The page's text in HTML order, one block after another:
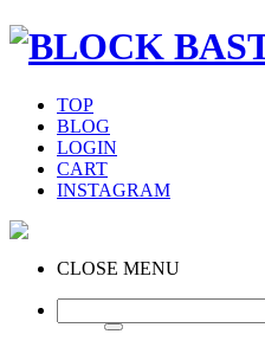
TOP
BLOG
LOGIN
CART
INSTAGRAM
CLOSE MENU